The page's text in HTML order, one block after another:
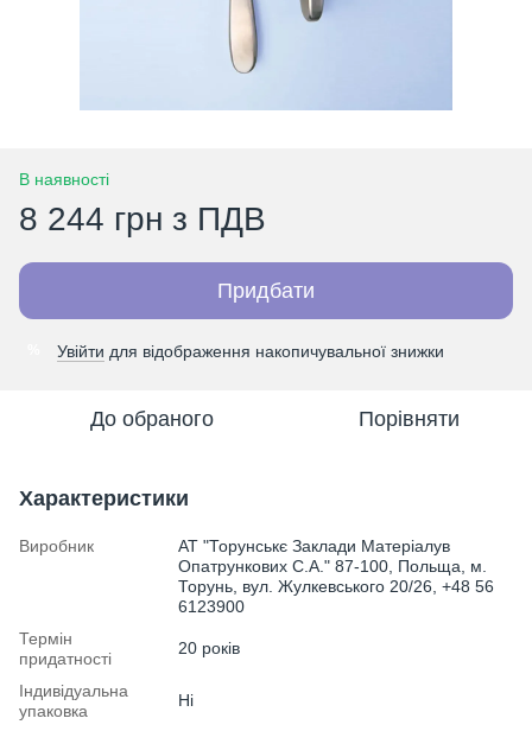
В наявності
8 244 грн з ПДВ
Придбати
Увійти для відображення накопичувальної знижки
До обраного Порівняти
Характеристики
Виробник
АТ "Торунськє Заклади Матеріалув
Опатрункових С.А." 87-100, Польща, м.
Торунь, вул. Жулкевського 20/26, +48 56
6123900
Термін
придатності
20 років
Індивідуальна
упаковка
Ні